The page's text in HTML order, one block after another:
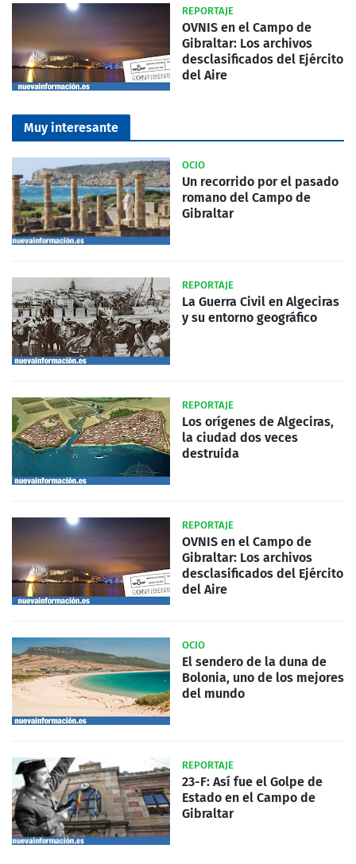
REPORTAJE
OVNIS en el Campo de
Gibraltar: Los archivos
desclasificados del Ejército
del Aire
Muy interesante
OCIO
Un recorrido por el pasado
romano del Campo de
Gibraltar
REPORTAJE
La Guerra Civil en Algeciras
y su entorno geográfico
REPORTAJE
Los orígenes de Algeciras,
la ciudad dos veces
destruida
REPORTAJE
OVNIS en el Campo de
Gibraltar: Los archivos
desclasificados del Ejército
del Aire
OCIO
El sendero de la duna de
Bolonia, uno de los mejores
del mundo
REPORTAJE
23-F: Así fue el Golpe de
Estado en el Campo de
Gibraltar